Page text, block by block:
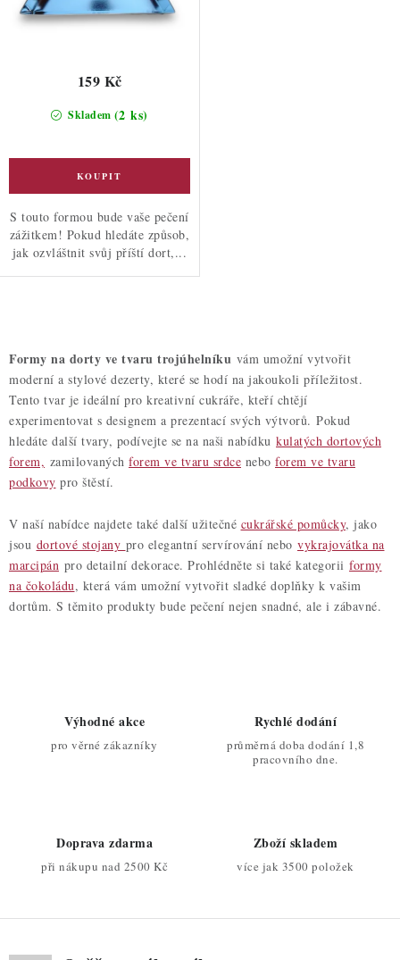
Skladem (2 ks)
159 Kč
S touto formou bude vaše pečení
zážitkem! Pokud hledáte způsob,
jak ozvláštnit svůj příští dort,...
v
l
á
d
a
c
í
p
r
v
k
y
Formy na dorty ve tvaru trojúhelníku vám umožní vytvořit
moderní a stylové dezerty, které se hodí na jakoukoli příležitost.
Tento tvar je ideální pro kreativní cukráře, kteří chtějí
experimentovat s designem a prezentací svých výtvorů. Pokud
hledáte další tvary, podívejte se na naši nabídku kulatých dortových
forem, zamilovaných forem ve tvaru srdce nebo forem ve tvaru
podkovy pro štěstí.
V naší nabídce najdete také další užitečné cukrářské pomůcky, jako
jsou dortové stojany pro elegantní servírování nebo vykrajovátka na
marcipán pro detailní dekorace. Prohlédněte si také kategorii formy
na čokoládu, která vám umožní vytvořit sladké doplňky k vašim
dortům. S těmito produkty bude pečení nejen snadné, ale i zábavné.
Výhodné akce
pro věrné zákazníky
Rychlé dodání
průměrná doba dodání 1,8
pracovního dne.
Doprava zdarma
při nákupu nad 2500 Kč
Zboží skladem
více jak 3500 položek